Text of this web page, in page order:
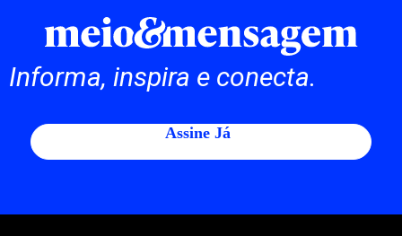
Informa, inspira e conecta.
Assine Já